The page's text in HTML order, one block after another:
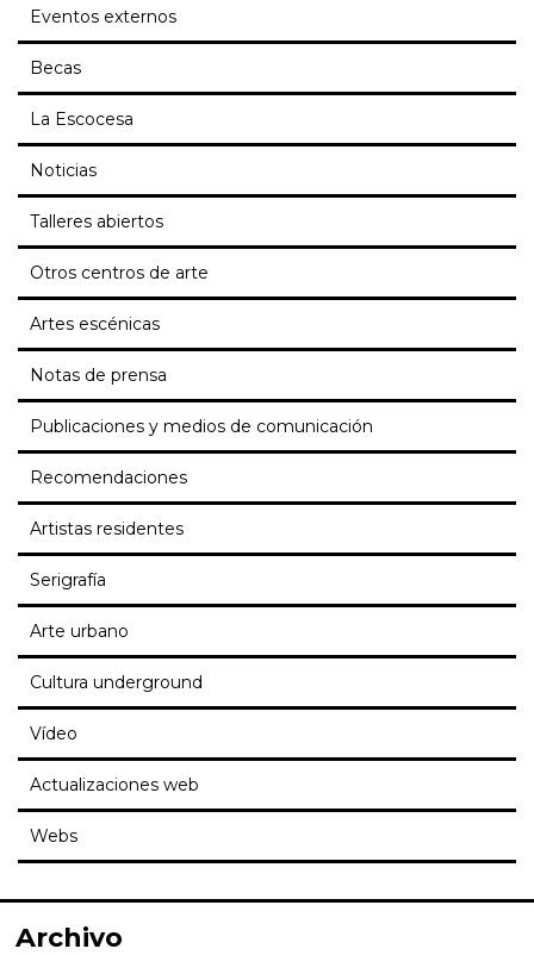
Eventos externos
Becas
La Escocesa
Noticias
Talleres abiertos
Otros centros de arte
Artes escénicas
Notas de prensa
Publicaciones y medios de comunicación
Recomendaciones
Artistas residentes
Serigrafía
Arte urbano
Cultura underground
Vídeo
Actualizaciones web
Webs
Archivo